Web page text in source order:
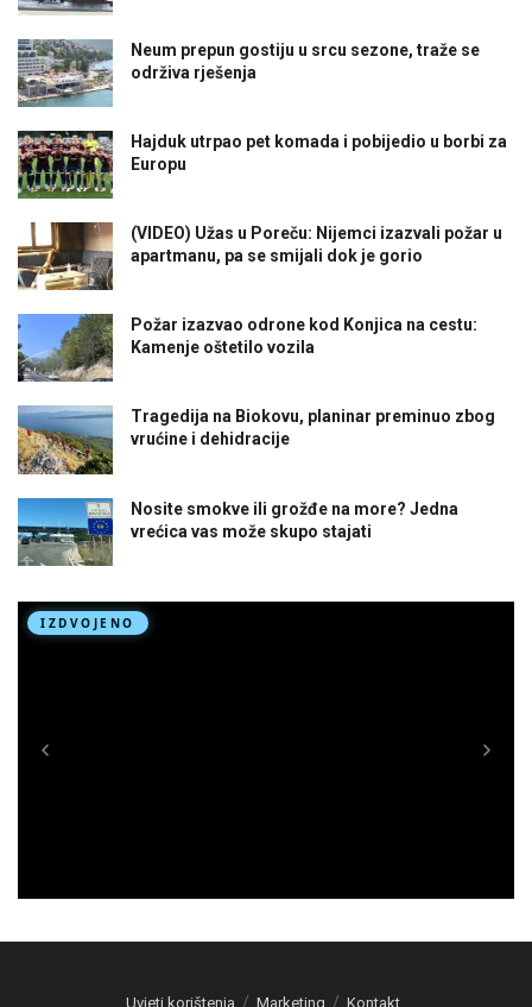
Neum prepun gostiju u srcu sezone, traže se
održiva rješenja
Hajduk utrpao pet komada i pobijedio u borbi za
Europu
(VIDEO) Užas u Poreču: Nijemci izazvali požar u
apartmanu, pa se smijali dok je gorio
Požar izazvao odrone kod Konjica na cestu:
Kamenje oštetilo vozila
Tragedija na Biokovu, planinar preminuo zbog
vrućine i dehidracije
Nosite smokve ili grožđe na more? Jedna
vrećica vas može skupo stajati
Uvjeti korištenja Marketing Kontakt